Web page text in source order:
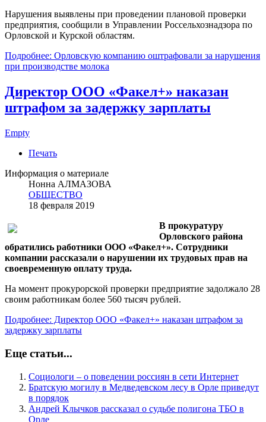
Нарушения выявлены при проведении плановой проверки
предприятия, сообщили в Управлении Россельхознадзора по
Орловской и Курской областям.
Подробнее: Орловскую компанию оштрафовали за нарушения
при производстве молока
Директор ООО «Факел+» наказан
штрафом за задержку зарплаты
Empty
Печать
Информация о материале
Нонна АЛМАЗОВА
ОБЩЕСТВО
18 февраля 2019
В прокуратуру
Орловского района
обратились работники ООО «Факел+». Сотрудники
компании рассказали о нарушении их трудовых прав на
своевременную оплату труда.
На момент прокурорской проверки предприятие задолжало 28
своим работникам более 560 тысяч рублей.
Подробнее: Директор ООО «Факел+» наказан штрафом за
задержку зарплаты
Еще статьи...
Социологи – о поведении россиян в сети Интернет
Братскую могилу в Медведевском лесу в Орле приведут
в порядок
Андрей Клычков рассказал о судьбе полигона ТБО в
Орле